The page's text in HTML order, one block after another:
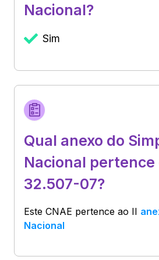
Nacional?
Sim
Qual anexo do
Nacional pertence
32.507-07?
Este CNAE pertence ao II
Nacional